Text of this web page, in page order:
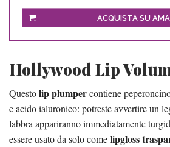
ACQUISTA SU
Hollywood Lip
Questolip plumpercontiene
e acido ialuronico: potreste avvertire un
labbra appariranno immediatamente
essere usato da solo comelipgloss